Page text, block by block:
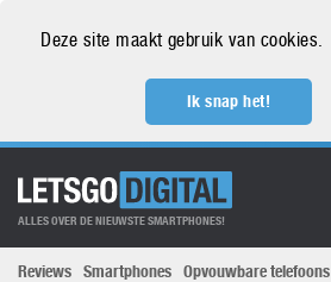
Deze site maakt gebruik van cookies.
Ik snap het!
ALLES OVER DE NIEUWSTE SMARTPHONES!
Reviews Smartphones Opvouwbare telefoons